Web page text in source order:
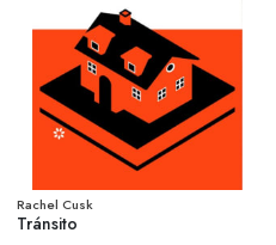
Rachel Cusk
Tránsito